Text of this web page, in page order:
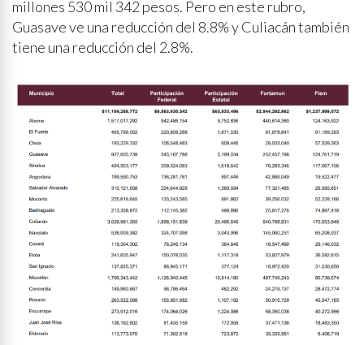
millones 530 mil 342 pesos. Pero en este rubro,
Guasave ve una reducción del 8.8% y Culiacán también
tiene una reducción del 2.8%.